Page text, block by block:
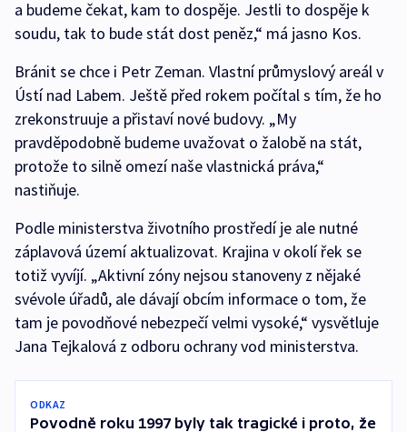
a budeme čekat, kam to dospěje. Jestli to dospěje k
soudu, tak to bude stát dost peněz,“ má jasno Kos.
Bránit se chce i Petr Zeman. Vlastní průmyslový areál v
Ústí nad Labem. Ještě před rokem počítal s tím, že ho
zrekonstruuje a přistaví nové budovy. „My
pravděpodobně budeme uvažovat o žalobě na stát,
protože to silně omezí naše vlastnická práva,“
nastiňuje.
Podle ministerstva životního prostředí je ale nutné
záplavová území aktualizovat. Krajina v okolí řek se
totiž vyvíjí. „Aktivní zóny nejsou stanoveny z nějaké
svévole úřadů, ale dávají obcím informace o tom, že
tam je povodňové nebezpečí velmi vysoké,“ vysvětluje
Jana Tejkalová z odboru ochrany vod ministerstva.
ODKAZ
Povodně roku 1997 byly tak tragické i proto, že